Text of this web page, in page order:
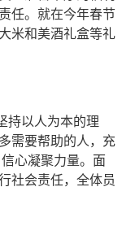
任。就在今年春节
米和美酒礼盒等礼
以人为本的理
需要帮助的人，充
心凝聚力量。面
社会责任，全体员